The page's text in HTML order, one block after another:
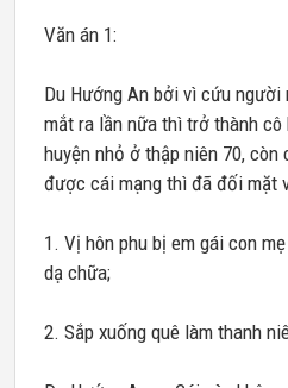
Văn án 1:
Du Hướng An bởi vì cứu
mắt ra lần nữa thì trở thành
huyện nhỏ ở thập niên 70,
được cái mạng thì đã đối mặt
1. Vị hôn phu bị em gái con
dạ chữa;
2. Sắp xuống quê làm thanh